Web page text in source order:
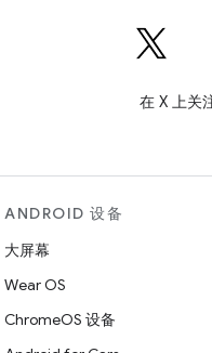
在 X 上关
ANDROID 设备
大屏幕
Wear OS
ChromeOS 设备